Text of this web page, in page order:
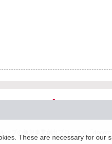
These are necessary for